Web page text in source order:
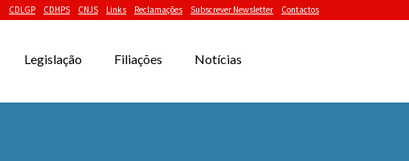
CDLGP CDHPS CNJS Links Reclamações Subscrever Newsletter Contactos
Legislação Filiações Notícias